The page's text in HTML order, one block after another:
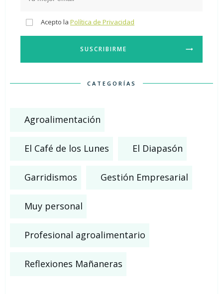
Acepto la Política de Privacidad
SUSCRIBIRME
CATEGORÍAS
Agroalimentación
El Café de los Lunes El Diapasón
Garridismos Gestión Empresarial
Muy personal
Profesional agroalimentario
Reflexiones Mañaneras